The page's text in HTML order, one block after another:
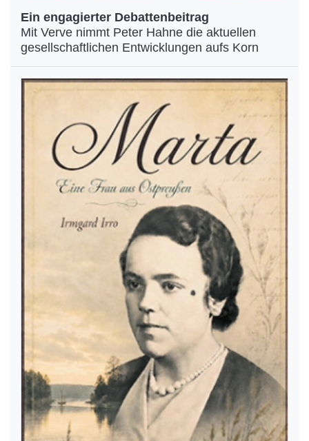
Ein engagierter Debattenbeitrag
Mit Verve nimmt Peter Hahne die aktuellen
gesellschaftlichen Entwicklungen aufs Korn